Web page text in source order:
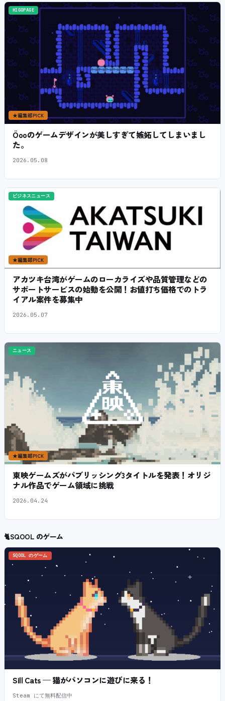
HIGOPAGE
★編集部PICK
Öooのゲームデザインが美しすぎて嫉妬してしまいまし
た。
2026.05.08
ビジネスニュース
★編集部PICK
アカツキ台湾がゲームのローカライズや品質管理などの
サポートサービスの始動を公開！お値打ち価格でのトラ
イアル案件を募集中
2026.05.07
ニュース
★編集部PICK
東映ゲームズがパブリッシング3タイトルを発表！オリジ
ナル作品でゲーム領域に挑戦
2026.04.24
🐈SQOOL のゲーム
SQOOL のゲーム
Sill Cats — 猫がパソコンに遊びに来る！
Steam にて無料配信中